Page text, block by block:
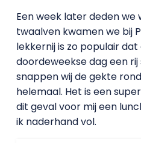
Een week later deden we
twaalven kwamen we bij
lekkernij is zo populair
doordeweekse dag een
snappen wij de gekte
helemaal. Het is een
dit geval voor mij een
ik naderhand vol.